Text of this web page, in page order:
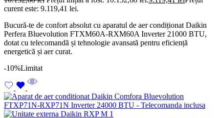
curent este: 9.119,41 lei.
Bucură-te de confort absolut cu aparatul de aer condiționat Daikin
Perfera Bluevolution FTXM60A-RXM60A Inverter 21000 BTU,
dotat cu telecomandă și tehnologie avansată pentru eficiență
energetică și aer curat.
-10%Limitat